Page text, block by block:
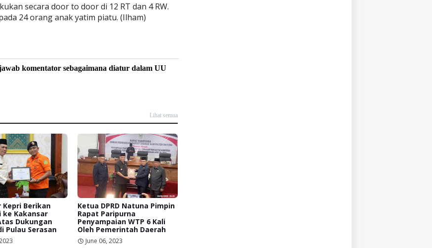
secara door to door di 12 RT dan 4 RW.
24 orang anak yatim piatu. (Ilham)
komentator sebagaimana diatur dalam UU
Lihat semua
Kepri Berikan
ke Kakansar
Dukungan
Pulau Serasan
Ketua DPRD Natuna Pimpin
Rapat Paripurna
Penyampaian WTP 6 Kali
Oleh Pemerintah Daerah
June 06, 2023